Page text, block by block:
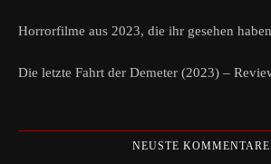
Horrorfilme aus 2023, die ihr gesehen
Die letzte Fahrt der Demeter (2023) –
NEUSTE